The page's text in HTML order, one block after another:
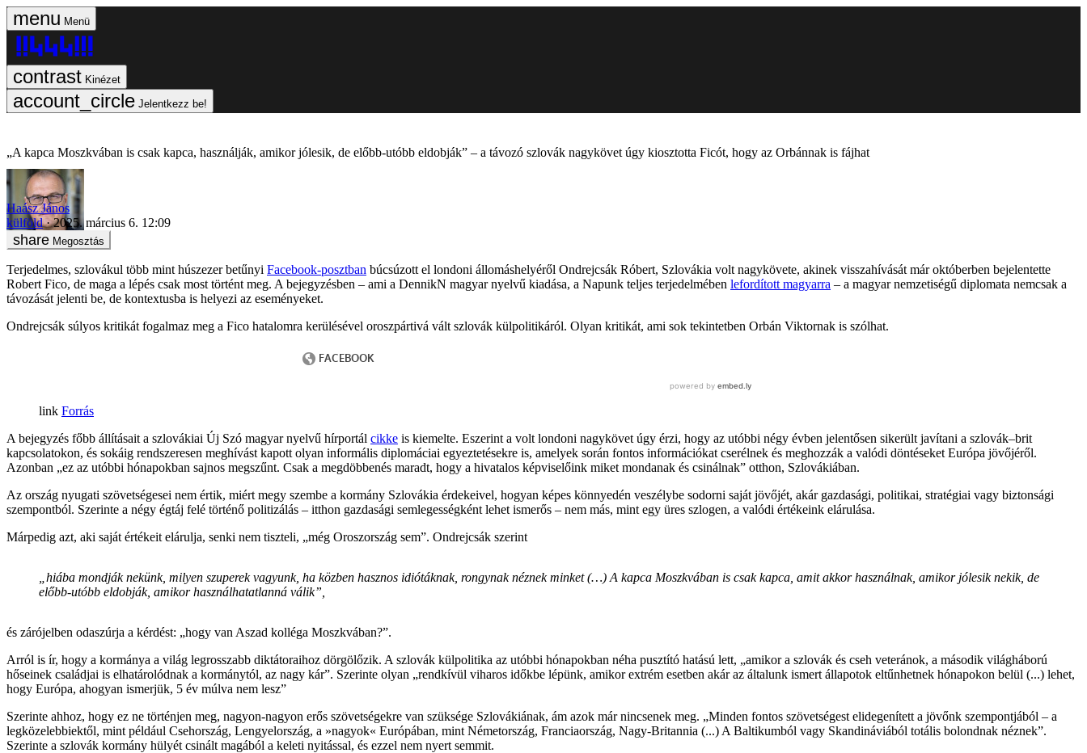
Menü
Kinézet
Jelentkezz be!
„A kapca Moszkvában is csak kapca, használják, amikor jólesik, de előbb-utóbb eldobják” – a távozó szlovák nagykövet úgy kiosztotta Ficót, hogy az Orbánnak is fájhat
Haász János
külföld
2025. március 6. 12:09
Megosztás
Terjedelmes, szlovákul több mint húszezer betűnyi Facebook-posztban búcsúzott el londoni állomáshelyéről Ondrejcsák Róbert, Szlovákia volt nagykövete, akinek visszahívását már októberben bejelentette
Robert Fico, de maga a lépés csak most történt meg. A bejegyzésben – ami a DennikN magyar nyelvű kiadása, a Napunk teljes terjedelmében lefordított magyarra – a magyar nemzetiségű diplomata nemcsak a
távozását jelenti be, de kontextusba is helyezi az eseményeket.
Ondrejcsák súlyos kritikát fogalmaz meg a Fico hatalomra kerülésével oroszpártivá vált szlovák külpolitikáról. Olyan kritikát, ami sok tekintetben Orbán Viktornak is szólhat.
Forrás
A bejegyzés főbb állításait a szlovákiai Új Szó magyar nyelvű hírportál cikke is kiemelte. Eszerint a volt londoni nagykövet úgy érzi, hogy az utóbbi négy évben jelentősen sikerült javítani a szlovák–brit
kapcsolatokon, és sokáig rendszeresen meghívást kapott olyan informális diplomáciai egyeztetésekre is, amelyek során fontos információkat cserélnek és meghozzák a valódi döntéseket Európa jövőjéről.
Azonban „ez az utóbbi hónapokban sajnos megszűnt. Csak a megdöbbenés maradt, hogy a hivatalos képviselőink miket mondanak és csinálnak” otthon, Szlovákiában.
Az ország nyugati szövetségesei nem értik, miért megy szembe a kormány Szlovákia érdekeivel, hogyan képes könnyedén veszélybe sodorni saját jövőjét, akár gazdasági, politikai, stratégiai vagy biztonsági
szempontból. Szerinte a négy égtáj felé történő politizálás – itthon gazdasági semlegességként lehet ismerős – nem más, mint egy üres szlogen, a valódi értékeink elárulása.
Márpedig azt, aki saját értékeit elárulja, senki nem tiszteli, „még Oroszország sem”. Ondrejcsák szerint
„hiába mondják nekünk, milyen szuperek vagyunk, ha közben hasznos idiótáknak, rongynak néznek minket (…) A kapca Moszkvában is csak kapca, amit akkor használnak, amikor jólesik nekik, de
előbb-utóbb eldobják, amikor használhatatlanná válik”,
és zárójelben odaszúrja a kérdést: „hogy van Aszad kolléga Moszkvában?”.
Arról is ír, hogy a kormánya a világ legrosszabb diktátoraihoz dörgölőzik. A szlovák külpolitika az utóbbi hónapokban néha pusztító hatású lett, „amikor a szlovák és cseh veteránok, a második világháború
hőseinek családjai is elhatárolódnak a kormánytól, az nagy kár”. Szerinte olyan „rendkívül viharos időkbe lépünk, amikor extrém esetben akár az általunk ismert állapotok eltűnhetnek hónapokon belül (...) lehet,
hogy Európa, ahogyan ismerjük, 5 év múlva nem lesz”
Szerinte ahhoz, hogy ez ne történjen meg, nagyon-nagyon erős szövetségekre van szüksége Szlovákiának, ám azok már nincsenek meg. „Minden fontos szövetségest elidegenített a jövőnk szempontjából – a
legközelebbiektől, mint például Csehország, Lengyelország, a »nagyok« Európában, mint Németország, Franciaország, Nagy-Britannia (...) A Baltikumból vagy Skandináviából totális bolondnak néznek”.
Szerinte a szlovák kormány hülyét csinált magából a keleti nyitással, és ezzel nem nyert semmit.